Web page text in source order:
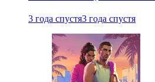
3 года спустя3 года спустя